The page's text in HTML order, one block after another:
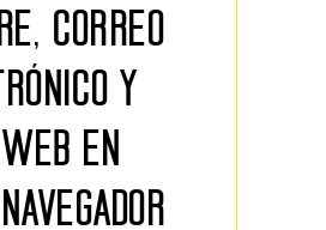
CORREO
Y
EN